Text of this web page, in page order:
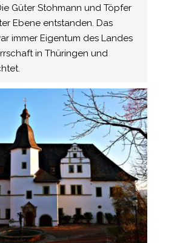
Güter Stohmann und Töpfer
Ebene entstanden. Das
immer Eigentum des Landes
in Thüringen und